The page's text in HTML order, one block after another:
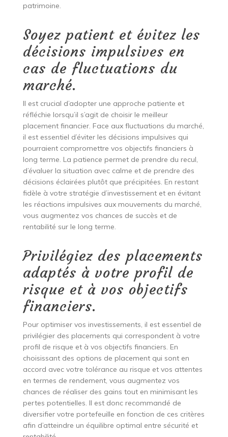
patrimoine.
Soyez patient et évitez les
décisions impulsives en
cas de fluctuations du
marché.
Il est crucial d’adopter une approche patiente et
réfléchie lorsqu’il s’agit de choisir le meilleur
placement financier. Face aux fluctuations du marché,
il est essentiel d’éviter les décisions impulsives qui
pourraient compromettre vos objectifs financiers à
long terme. La patience permet de prendre du recul,
d’évaluer la situation avec calme et de prendre des
décisions éclairées plutôt que précipitées. En restant
fidèle à votre stratégie d’investissement et en évitant
les réactions impulsives aux mouvements du marché,
vous augmentez vos chances de succès et de
rentabilité sur le long terme.
Privilégiez des placements
adaptés à votre profil de
risque et à vos objectifs
financiers.
Pour optimiser vos investissements, il est essentiel de
privilégier des placements qui correspondent à votre
profil de risque et à vos objectifs financiers. En
choisissant des options de placement qui sont en
accord avec votre tolérance au risque et vos attentes
en termes de rendement, vous augmentez vos
chances de réaliser des gains tout en minimisant les
pertes potentielles. Il est donc recommandé de
diversifier votre portefeuille en fonction de ces critères
afin d’atteindre un équilibre optimal entre sécurité et